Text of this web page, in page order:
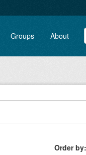
Groups About
Order by